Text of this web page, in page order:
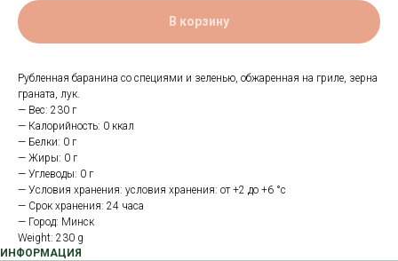
В корзину
Рубленная баранина со специями и зеленью, обжаренная на гриле, зерна
граната, лук.
— Вес: 230 г
— Калорийность: 0 ккал
— Белки: 0 г
— Жиры: 0 г
— Углеводы: 0 г
— Условия хранения: условия хранения: от +2 до +6 °с
— Срок хранения: 24 часа
— Город: Минск
Weight: 230 g
ИНФОРМАЦИЯ